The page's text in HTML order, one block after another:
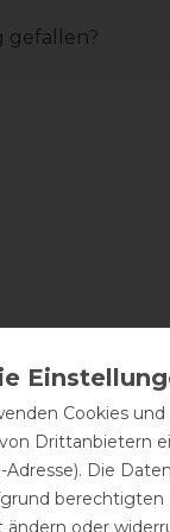
gefallen?
Cookies
Drittanbietern
Adresse). Die
berechtigten
ändern oder